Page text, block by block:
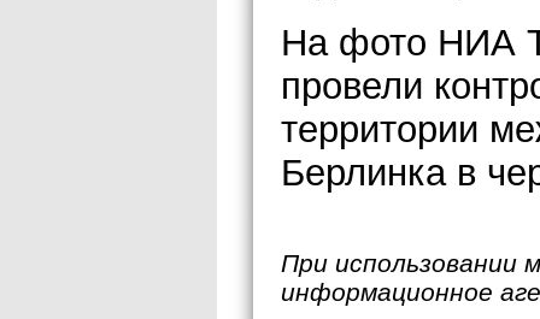
На фото НИА
провели
территории
Берлинка в
При использовании
информационное